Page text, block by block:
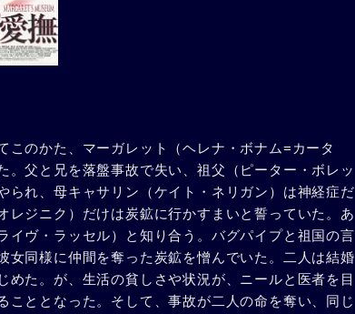
このかた、マーガレット（ヘレナ・ボナム=カータ
。父と兄を落盤事故で失い、祖父（ピーター・ボレッ
られ、母キャサリン（ケイト・ネリガン）は神経症だ
レジニク）だけは炭鉱に行かすまいと誓っていた。あ
イヴ・ラッセル）と知り合う。バグパイプと祖国の言
女同様に仲間を奪った炭鉱を憎んでいた。二人は結婚
めた。が、生活の貧しさや状況が、ニールと医者を目
こととなった。そして、事故が二人の命を奪い、同じ